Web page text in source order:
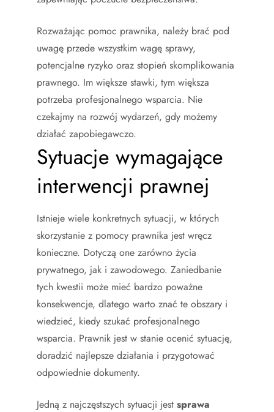
Rozważając pomoc prawnika, należy brać pod
uwagę przede wszystkim wagę sprawy,
potencjalne ryzyko oraz stopień skomplikowania
prawnego. Im większe stawki, tym większa
potrzeba profesjonalnego wsparcia. Nie
czekajmy na rozwój wydarzeń, gdy możemy
działać zapobiegawczo.
Sytuacje wymagające
interwencji prawnej
Istnieje wiele konkretnych sytuacji, w których
skorzystanie z pomocy prawnika jest wręcz
konieczne. Dotyczą one zarówno życia
prywatnego, jak i zawodowego. Zaniedbanie
tych kwestii może mieć bardzo poważne
konsekwencje, dlatego warto znać te obszary i
wiedzieć, kiedy szukać profesjonalnego
wsparcia. Prawnik jest w stanie ocenić sytuację,
doradzić najlepsze działania i przygotować
odpowiednie dokumenty.
Jedną z najczęstszych sytuacji jest sprawa